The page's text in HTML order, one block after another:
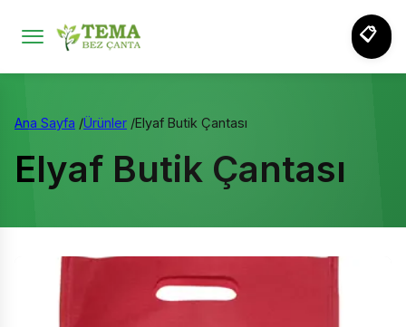
📋
Ana Sayfa /Ürünler /Elyaf Butik Çantası
Elyaf Butik Çantası